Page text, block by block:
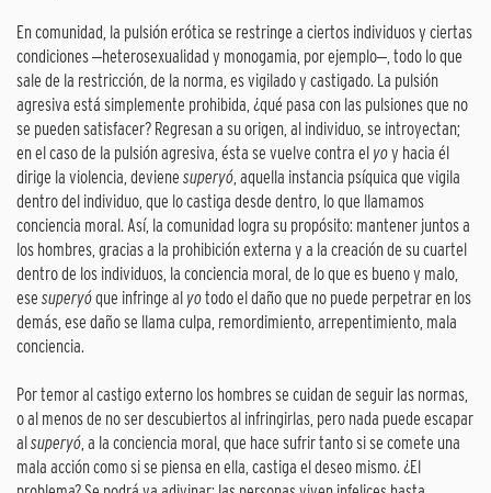
En comunidad, la pulsión erótica se restringe a ciertos individuos y ciertas
condiciones ‒heterosexualidad y monogamia, por ejemplo‒, todo lo que
sale de la restricción, de la norma, es vigilado y castigado. La pulsión
agresiva está simplemente prohibida, ¿qué pasa con las pulsiones que no
se pueden satisfacer? Regresan a su origen, al individuo, se introyectan;
en el caso de la pulsión agresiva, ésta se vuelve contra el yoy hacia él
dirige la violencia, deviene superyó, aquella instancia psíquica que vigila
dentro del individuo, que lo castiga desde dentro, lo que llamamos
conciencia moral. Así, la comunidad logra su propósito: mantener juntos a
los hombres, gracias a la prohibición externa y a la creación de su cuartel
dentro de los individuos, la conciencia moral, de lo que es bueno y malo,
ese superyóque infringe al yotodo el daño que no puede perpetrar en los
demás, ese daño se llama culpa, remordimiento, arrepentimiento, mala
conciencia.
Por temor al castigo externo los hombres se cuidan de seguir las normas,
o al menos de no ser descubiertos al infringirlas, pero nada puede escapar
al superyó, a la conciencia moral, que hace sufrir tanto si se comete una
mala acción como si se piensa en ella, castiga el deseo mismo. ¿El